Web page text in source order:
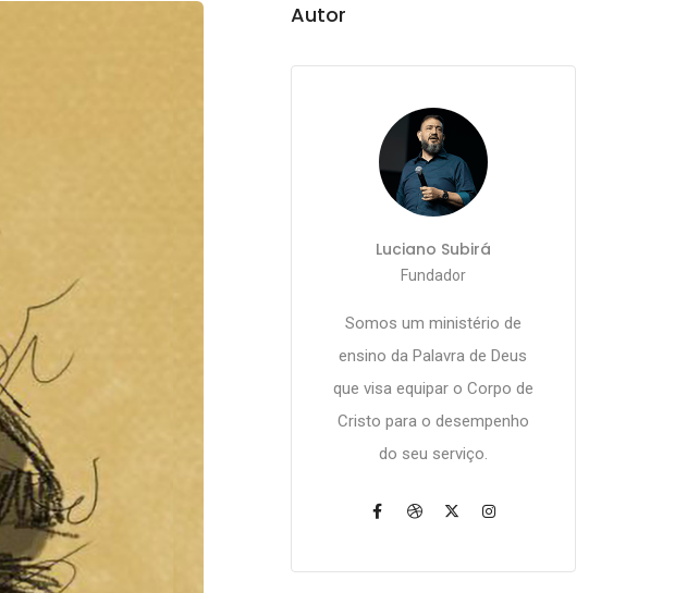
Autor
Luciano Subirá
Fundador
Somos um ministério de
ensino da Palavra de Deus
que visa equipar o Corpo de
Cristo para o desempenho
do seu serviço.